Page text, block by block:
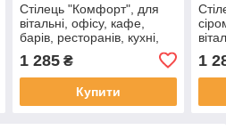
Стілець "Комфорт", для
вітальні, офісу, кафе,
барів, ресторанів, кухні,
1 285₴
Купити
1